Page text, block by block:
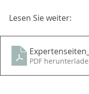
Lesen Sie weiter:
PDF